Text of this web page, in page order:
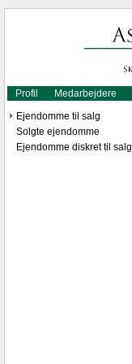
Profil Medarbejdere
Ejendomme til salg
Solgte ejendomme
Ejendomme diskret til salg